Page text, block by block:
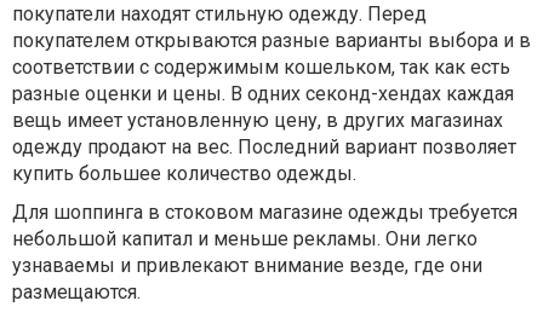
покупатели находят стильную одежду. Перед
покупателем открываются разные варианты выбора и в
соответствии с содержимым кошельком, так как есть
разные оценки и цены. В одних секонд-хендах каждая
вещь имеет установленную цену, в других магазинах
одежду продают на вес. Последний вариант позволяет
купить большее количество одежды.
Для шоппинга в стоковом магазине одежды требуется
небольшой капитал и меньше рекламы. Они легко
узнаваемы и привлекают внимание везде, где они
размещаются.